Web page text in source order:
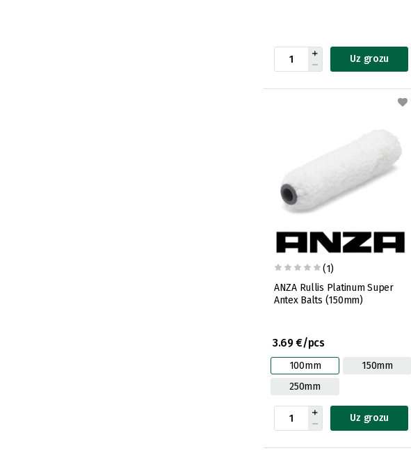
Uz grozu
(1)
ANZA Rullis Platinum Super
Antex Balts (150mm)
3.69 €/pcs
100mm
150mm
250mm
Uz grozu